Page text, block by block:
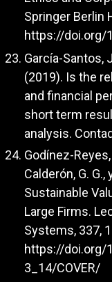
Springer Berlin
https://doi.org/
García-Santos,
(2019). Is the
and financial
short term
analysis.
Godínez-
Calderón, G.
Sustainable
Large Firms.
Systems, 337,
https://doi.org/
3_14/COVER/